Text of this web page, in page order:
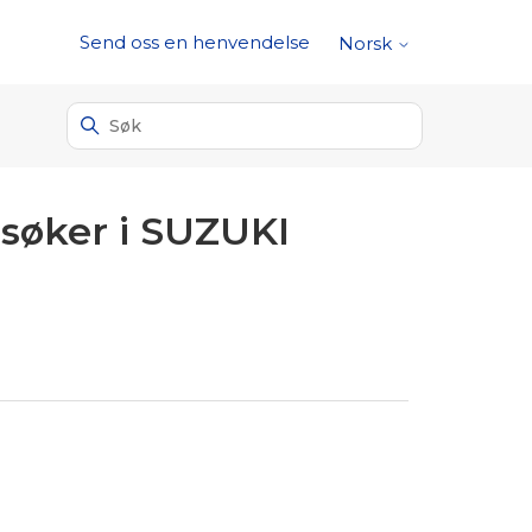
Send oss en henvendelse Norsk
i SUZUKI